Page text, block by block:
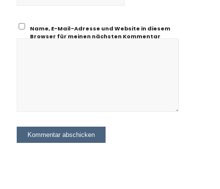
Name, E-Mail-Adresse und Website in diesem
Browser für meinen nächsten Kommentar